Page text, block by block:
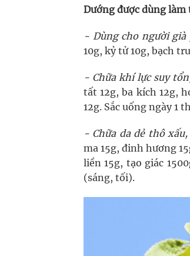
Dướng được dùng
- Dùng cho người
10g, kỷ tử 10g, bạch
- Chữa khí lực suy
tất 12g, ba kích 12g,
12g. Sắc uống ngày 1
- Chữa da dẻ thô
ma 15g, đinh hương
liền 15g, tạo giác
(sáng, tối).